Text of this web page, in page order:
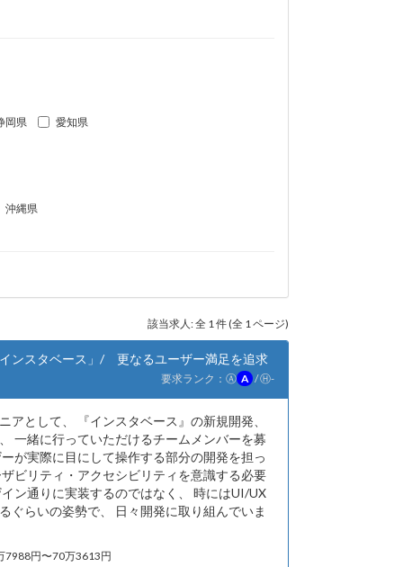
岡県 愛知県
沖縄県
該当求人: 全 1 件 (全 1 ページ)
ンスタベース」/ 更なるユーザー満足を追求
要求ランク： Ⓐ A /Ⓗ-
アとして、 『インスタベース』の新規開発、
一緒に行っていただけるチームメンバーを募
が実際に目にして操作する部分の開発を担っ
ビリティ・アクセシビリティを意識する必要
ン通りに実装するのではなく、 時にはUI/UX
ぐらいの姿勢で、 日々開発に取り組んでいま
7988円〜70万3613円